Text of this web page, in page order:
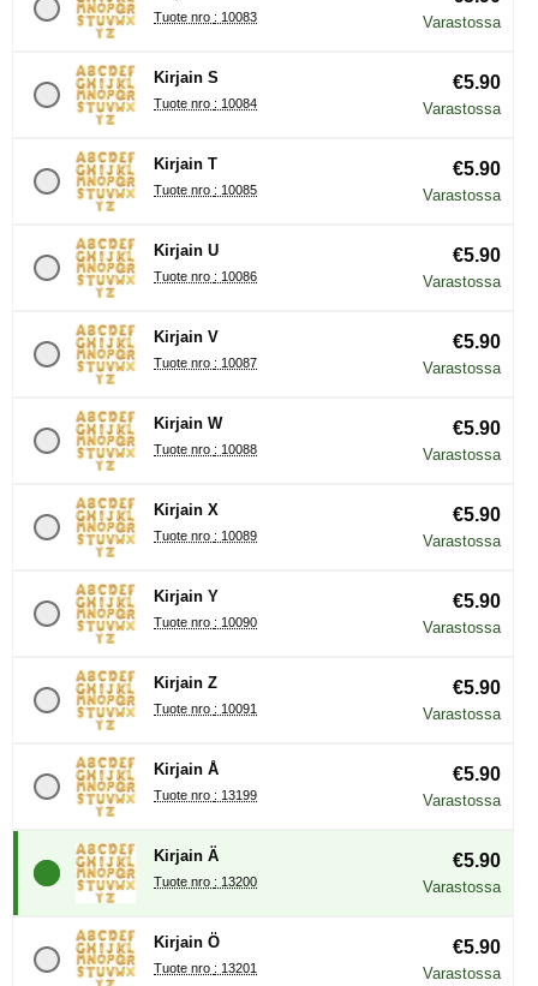
Tuote nro : 10083 Varastossa
Kirjain S
Tuote nro : 10084
€5.90
Varastossa
Kirjain T
Tuote nro : 10085
€5.90
Varastossa
Kirjain U
Tuote nro : 10086
€5.90
Varastossa
Kirjain V
Tuote nro : 10087
€5.90
Varastossa
Kirjain W
Tuote nro : 10088
€5.90
Varastossa
Kirjain X
Tuote nro : 10089
€5.90
Varastossa
Kirjain Y
Tuote nro : 10090
€5.90
Varastossa
Kirjain Z
Tuote nro : 10091
€5.90
Varastossa
Kirjain Å
Tuote nro : 13199
€5.90
Varastossa
Kirjain Ä
Tuote nro : 13200
€5.90
Varastossa
Kirjain Ö
Tuote nro : 13201
€5.90
Varastossa